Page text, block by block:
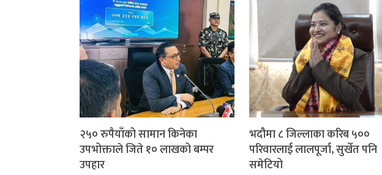
२५० रुपैयाँको सामान किनेका
उपभोक्ताले जिते १० लाखको बम्पर
उपहार
भदौमा ८ जिल्लाका करिब ५००
परिवारलाई लालपूर्जा, सुर्खेत पनि
समेटियो